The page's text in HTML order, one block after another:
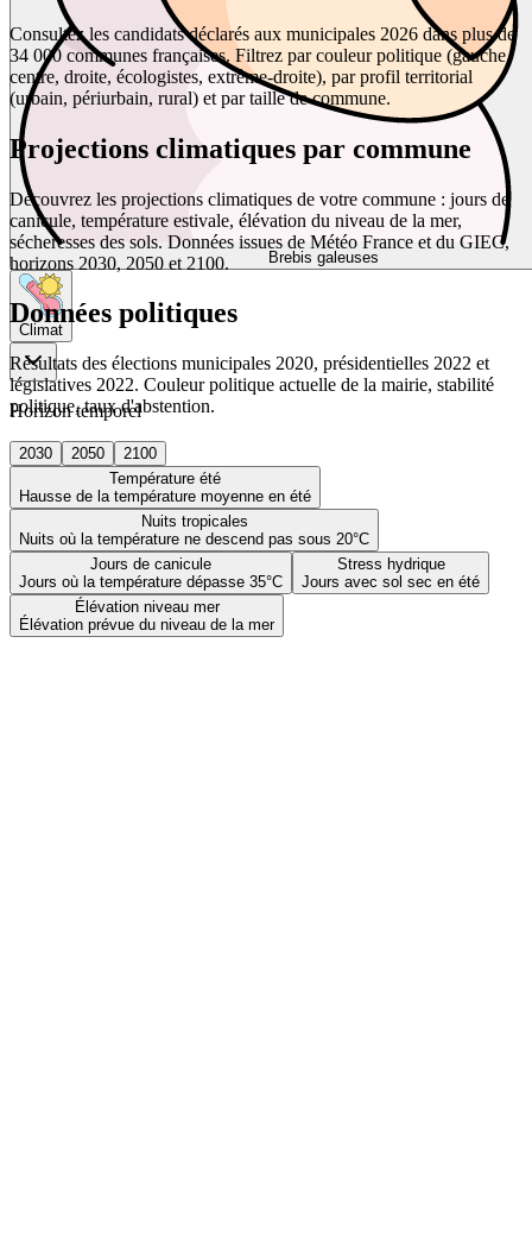
Brebis galeuses
Climat
Horizon temporel
2030 2050
2100
Température été
Hausse de la température moyenne en été
Nuits tropicales
Nuits où la température ne descend pas sous 20°C
Jours de canicule
Jours où la température dépasse 35°C
Stress hydrique
Jours avec sol sec en été
Élévation niveau mer
Élévation prévue du niveau de la mer
Consultez les candidats déclarés aux municipales 2026 dans plus de
34 000 communes françaises. Filtrez par couleur politique (gauche,
centre, droite, écologistes, extrême-droite), par profil territorial
(urbain, périurbain, rural) et par taille de commune.
Projections climatiques par commune
Découvrez les projections climatiques de votre commune : jours de
canicule, température estivale, élévation du niveau de la mer,
sécheresses des sols. Données issues de Météo France et du GIEC,
horizons 2030, 2050 et 2100.
Données politiques
Résultats des élections municipales 2020, présidentielles 2022 et
législatives 2022. Couleur politique actuelle de la mairie, stabilité
politique, taux d'abstention.